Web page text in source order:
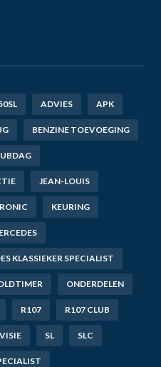
ADVIES APK
BENZINE TOEVOEGING
JEAN-LOUIS
KEURING
KLASSIEKER SPECIALIST
ONDERDELEN
R107 R107 CLUB
SL SLC